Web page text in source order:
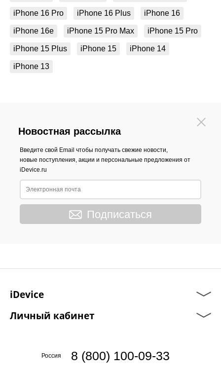
iPhone 16 Pro iPhone 16 Plus iPhone 16
iPhone 16e iPhone 15 Pro Max iPhone 15 Pro
iPhone 15 Plus iPhone 15 iPhone 14
iPhone 13
Новостная рассылка
Введите свой Email чтобы получать свежие новости,
новые поступления, акции и персональные предложения от
iDevice.ru
Подписаться
iDevice
Личный кабинет
Россия 8 (800) 100-09-33